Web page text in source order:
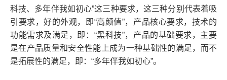
科技、多年伴我如初心”这三种要求，这三种分别代表着吸
引要求，好的外观，即“高颜值”，产品核心要求，技术的
功能需求及满足，即：“黑科技”，产品的基础要求，主要
是在产品质量和安全性能上成为一种基础性的满足，而不
是拓展性的满足，即：“多年伴我如初心”。